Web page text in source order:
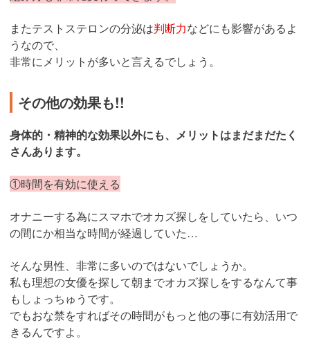
またテストステロンの分泌は判断力などにも影響があるよ
うなので、
非常にメリットが多いと言えるでしょう。
その他の効果も!!
身体的・精神的な効果以外にも、メリットはまだまだたく
さんあります。
①時間を有効に使える
オナニーする為にスマホでオカズ探しをしていたら、いつ
の間にか相当な時間が経過していた…
そんな男性、非常に多いのではないでしょうか。
私も理想の女優を探して朝までオカズ探しをするなんて事
もしょっちゅうです。
でもおな禁をすればその時間がもっと他の事に有効活用で
きるんですよ。